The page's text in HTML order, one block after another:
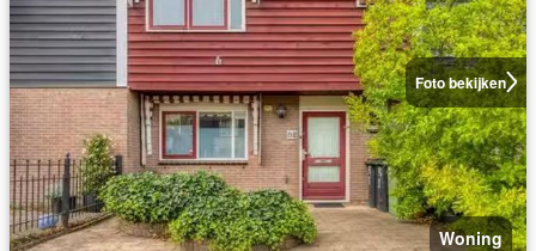
Foto bekijken
Woning